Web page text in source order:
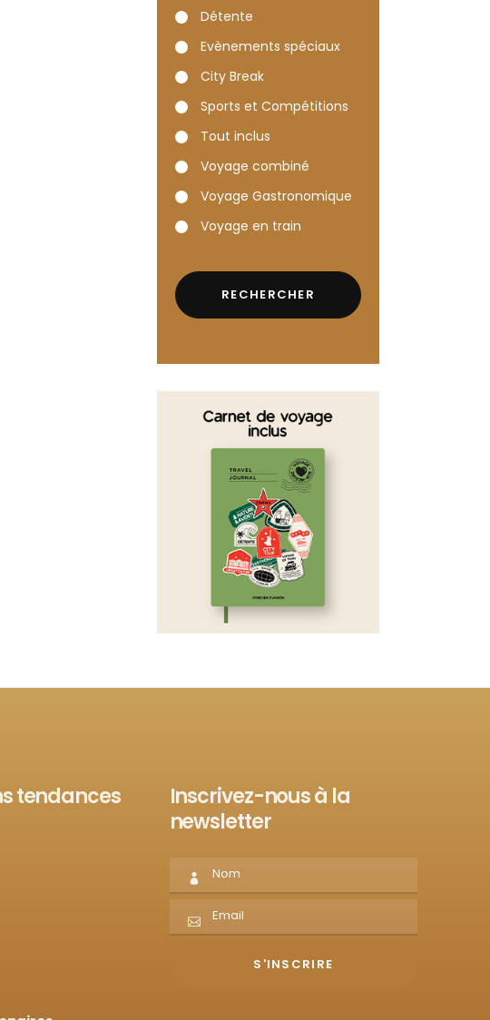
Détente
Evènements spéciaux
City Break
Sports et Compétitions
Tout inclus
Voyage combiné
Voyage Gastronomique
Voyage en train
tendances
Inscrivez-nous à la
newsletter